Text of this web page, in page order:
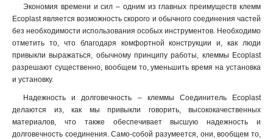
Экономия времени и сил – одним из главных преимуществ клемм
Ecoplast является возможность скорого и обычного соединения частей
без необходимости использования особых инструментов. Необходимо
отметить то, что благодаря комфортной конструкции и, как люди
привыкли выражаться, обычному принципу работы, клеммы Ecoplast
разрешают существенно, вообщем то, уменьшить время на установка
и установку.
Надежность и долговечность – клеммы Соединитель Ecoplast
делаются из, как мы привыкли говорить, высококачественных
материалов, что также обеспечивает высшую надежность и
долговечность соединения. Само-собой разумеется, они, вообщем то,